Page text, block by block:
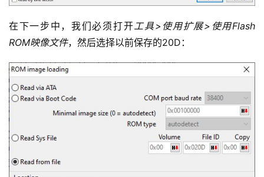
在下一步中，我们必须打开工具>使用扩展> 使用Flash
ROM映像文件，然后选择以前保存的20D：